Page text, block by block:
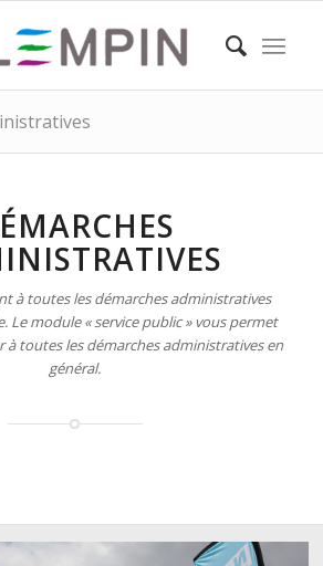
à toutes les démarches administratives
Le module « service public » vous permet
à toutes les démarches administratives en
général.